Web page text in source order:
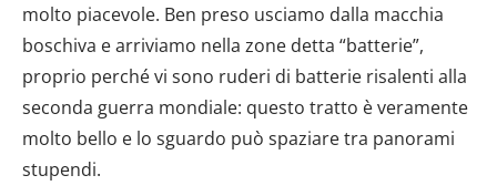
molto piacevole. Ben preso usciamo dalla macchia
boschiva e arriviamo nella zone detta “batterie”,
proprio perché vi sono ruderi di batterie risalenti alla
seconda guerra mondiale: questo tratto è veramente
molto bello e lo sguardo può spaziare tra panorami
stupendi.